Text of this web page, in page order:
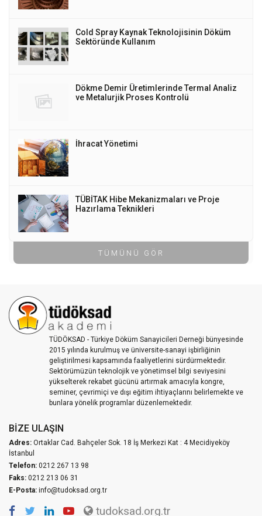
Cold Spray Kaynak Teknolojisinin Döküm
Sektöründe Kullanım
Dökme Demir Üretimlerinde Termal Analiz
ve Metalurjik Proses Kontrolü
İhracat Yönetimi
TÜBİTAK Hibe Mekanizmaları ve Proje
Hazırlama Teknikleri
TÜMÜNÜ GÖR
TÜDÖKSAD - Türkiye Döküm Sanayicileri Derneği bünyesinde
2015 yılında kurulmuş ve üniversite-sanayi işbirliğinin
geliştirilmesi kapsamında faaliyetlerini sürdürmektedir.
Sektörümüzün teknolojik ve yönetimsel bilgi seviyesini
yükselterek rekabet gücünü artırmak amacıyla kongre,
seminer, çevrimiçi ve dışı eğitim ihtiyaçlarını belirlemekte ve
bunlara yönelik programlar düzenlemektedir.
BIZE ULAŞIN
Adres: Ortaklar Cad. Bahçeler Sok. 18 İş Merkezi Kat : 4 Mecidiyeköy
İstanbul
Telefon: 0212 267 13 98
Faks: 0212 213 06 31
E-Posta: info@tudoksad.org.tr
tudoksad.org.tr